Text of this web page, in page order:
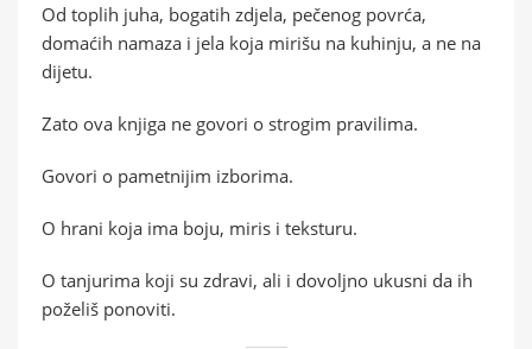
Od toplih juha, bogatih zdjela, pečenog povrća,
domaćih namaza i jela koja mirišu na kuhinju, a ne na
dijetu.
Zato ova knjiga ne govori o strogim pravilima.
Govori o pametnijim izborima.
O hrani koja ima boju, miris i teksturu.
O tanjurima koji su zdravi, ali i dovoljno ukusni da ih
poželiš ponoviti.